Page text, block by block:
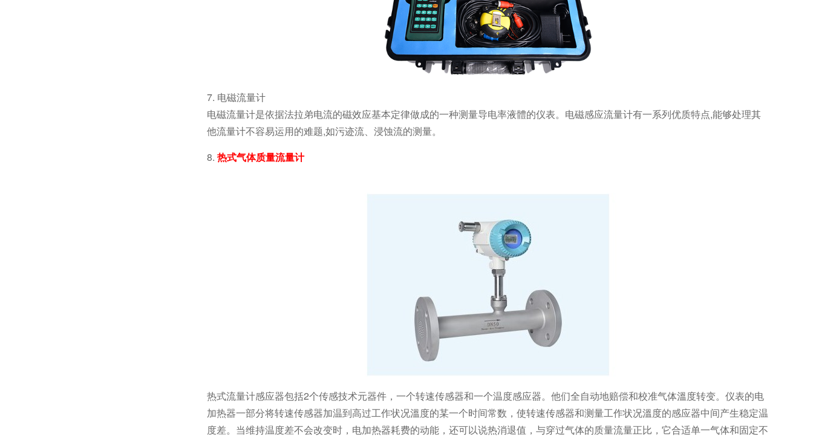
7. 电磁流量计
电磁流量计是依据法拉弟电流的磁效应基本定律做成的一种测量导电率液體的仪表。电磁感应流量计有一系列优质特点,能够处理其
他流量计不容易运用的难题,如污迹流、浸蚀流的测量。
8. 热式气体质量流量计
热式流量计感应器包括2个传感技术元器件，一个转速传感器和一个温度感应器。他们全自动地赔偿和校准气体溫度转变。仪表的电
加热器一部分将转速传感器加温到高过工作状况溫度的某一个时间常数，使转速传感器和测量工作状况溫度的感应器中间产生稳定温
度差。当维持温度差不会改变时，电加热器耗费的动能，还可以说热消退值，与穿过气体的质量流量正比，它合适单一气体和固定不